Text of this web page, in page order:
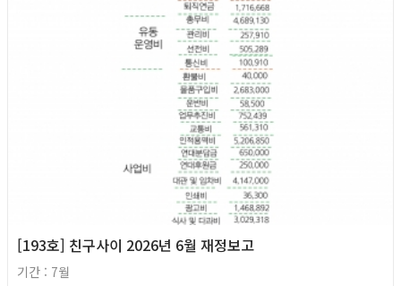
[193호] 친구사이 2026년 6월 재정보고
기간 : 7월